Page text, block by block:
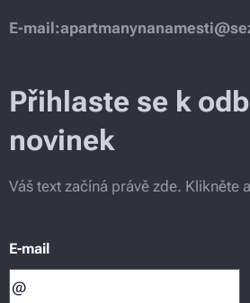
E-
Přihlaste se k
novinek
Váš text začíná právě zde. Klikněte
E-mail